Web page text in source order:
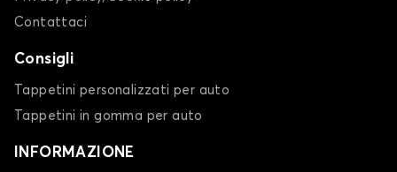
Contattaci
Consigli
Tappetini personalizzati per auto
Tappetini in gomma per auto
INFORMAZIONE